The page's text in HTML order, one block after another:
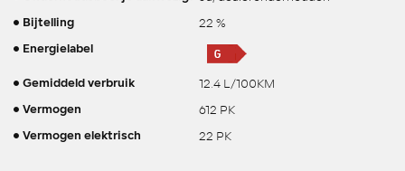
Bijtelling 22 %
Energielabel
Gemiddeld verbruik 12.4 L/100KM
Vermogen 612 PK
Vermogen elektrisch 22 PK